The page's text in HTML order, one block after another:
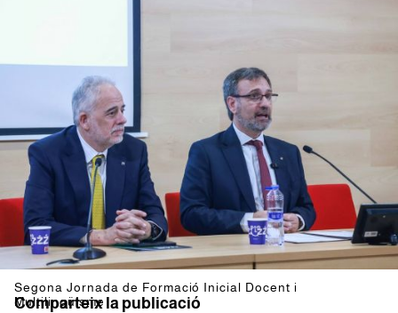
Segona Jornada de Formació Inicial Docent i
Multilingüisme
Comparteix la publicació